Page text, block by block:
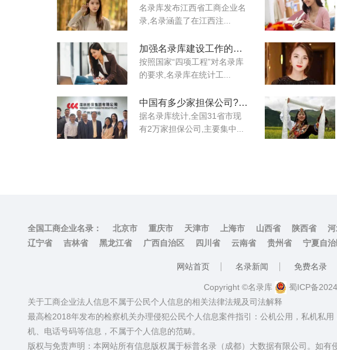
名录库​发布江西省工商企业名
录,名录涵盖了在江西注...
加强名录库建设工作的三点建议
按照国家“四项工程”对名录库
的要求,名录库在统计工...
中国有多少家担保公司?如何联系他们?
据名录库统计,全国31省市现
有2万家担保公司,主要集中...
全国工商企业名录： 北京市 重庆市 天津市 上海市 山西省 陕西省
辽宁省
吉林省 黑龙江省 广西自治区 四川省 云南省 贵州省 宁夏自
网站首页 名录新闻 免费名录
Copyright ©名录库 蜀ICP备
关于工商企业法人信息不属于公民个人信息的相关法律法规及司法解释
最高检2018年发布的检察机关办理侵犯公民个人信息案件指引：公机公用，私机私
机、电话号码等信息，不属于个人信息的范畴。
版权与免责声明：本网站所有信息版权属于标普名录（成都）大数据有限公司。如